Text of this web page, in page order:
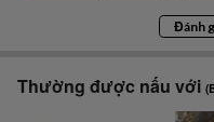
Đánh
Thường được nấu với